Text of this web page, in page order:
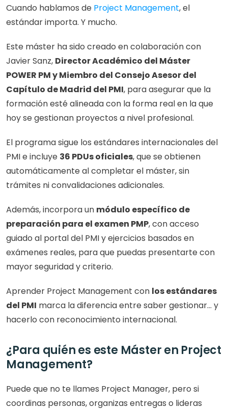
Cuando hablamos de Project Management, el
estándar importa. Y mucho.
Este máster ha sido creado en colaboración con
Javier Sanz, Director Académico del Máster
POWER PM y Miembro del Consejo Asesor del
Capítulo de Madrid del PMI, para asegurar que la
formación esté alineada con la forma real en la que
hoy se gestionan proyectos a nivel profesional.
El programa sigue los estándares internacionales del
PMI e incluye 36 PDUs oficiales, que se obtienen
automáticamente al completar el máster, sin
trámites ni convalidaciones adicionales.
Además, incorpora un módulo específico de
preparación para el examen PMP, con acceso
guiado al portal del PMI y ejercicios basados en
exámenes reales, para que puedas presentarte con
mayor seguridad y criterio.
Aprender Project Management con los estándares
del PMI marca la diferencia entre saber gestionar… y
hacerlo con reconocimiento internacional.
¿Para quién es este Máster en Project
Management?
Puede que no te llames Project Manager, pero si
coordinas personas, organizas entregas o lideras